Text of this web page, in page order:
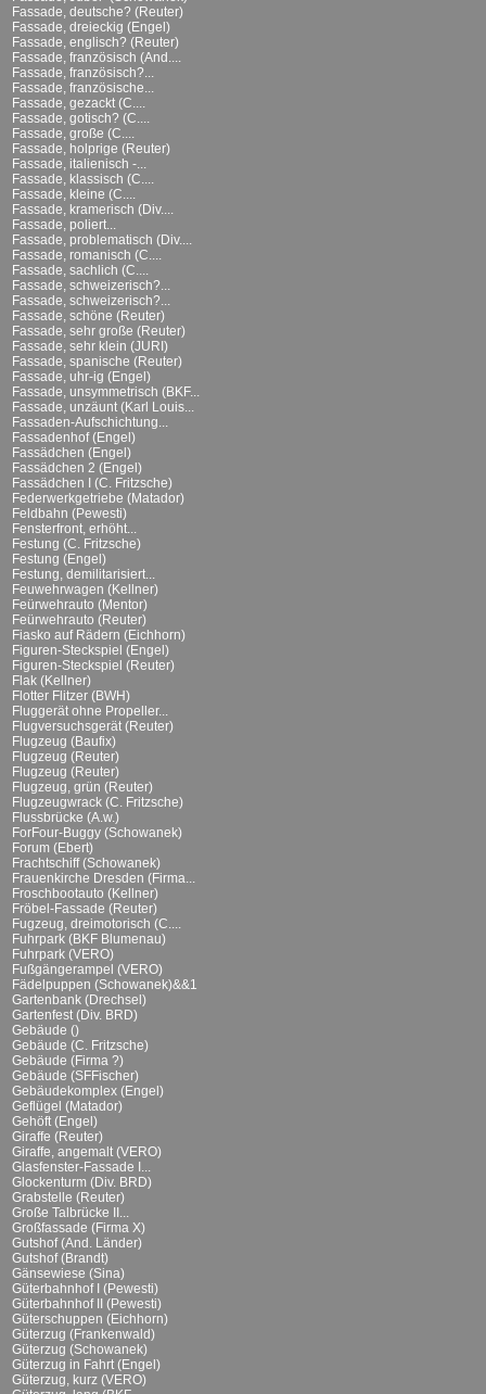
Fassade, deutsche? (Reuter)
Fassade, dreieckig (Engel)
Fassade, englisch? (Reuter)
Fassade, französisch (And....
Fassade, französisch?...
Fassade, französische...
Fassade, gezackt (C....
Fassade, gotisch? (C....
Fassade, große (C....
Fassade, holprige (Reuter)
Fassade, italienisch -...
Fassade, klassisch (C....
Fassade, kleine (C....
Fassade, kramerisch (Div....
Fassade, poliert...
Fassade, problematisch (Div....
Fassade, romanisch (C....
Fassade, sachlich (C....
Fassade, schweizerisch?...
Fassade, schweizerisch?...
Fassade, schöne (Reuter)
Fassade, sehr große (Reuter)
Fassade, sehr klein (JURI)
Fassade, spanische (Reuter)
Fassade, uhr-ig (Engel)
Fassade, unsymmetrisch (BKF...
Fassade, unzäunt (Karl Louis...
Fassaden-Aufschichtung...
Fassadenhof (Engel)
Fassädchen (Engel)
Fassädchen 2 (Engel)
Fassädchen I (C. Fritzsche)
Federwerkgetriebe (Matador)
Feldbahn (Pewesti)
Fensterfront, erhöht...
Festung (C. Fritzsche)
Festung (Engel)
Festung, demilitarisiert...
Feuwehrwagen (Kellner)
Feürwehrauto (Mentor)
Feürwehrauto (Reuter)
Fiasko auf Rädern (Eichhorn)
Figuren-Steckspiel (Engel)
Figuren-Steckspiel (Reuter)
Flak (Kellner)
Flotter Flitzer (BWH)
Fluggerät ohne Propeller...
Flugversuchsgerät (Reuter)
Flugzeug (Baufix)
Flugzeug (Reuter)
Flugzeug (Reuter)
Flugzeug, grün (Reuter)
Flugzeugwrack (C. Fritzsche)
Flussbrücke (A.w.)
ForFour-Buggy (Schowanek)
Forum (Ebert)
Frachtschiff (Schowanek)
Frauenkirche Dresden (Firma...
Froschbootauto (Kellner)
Fröbel-Fassade (Reuter)
Fugzeug, dreimotorisch (C....
Fuhrpark (BKF Blumenau)
Fuhrpark (VERO)
Fußgängerampel (VERO)
Fädelpuppen (Schowanek)&&1
Gartenbank (Drechsel)
Gartenfest (Div. BRD)
Gebäude ()
Gebäude (C. Fritzsche)
Gebäude (Firma ?)
Gebäude (SFFischer)
Gebäudekomplex (Engel)
Geflügel (Matador)
Gehöft (Engel)
Giraffe (Reuter)
Giraffe, angemalt (VERO)
Glasfenster-Fassade I...
Glockenturm (Div. BRD)
Grabstelle (Reuter)
Große Talbrücke II...
Großfassade (Firma X)
Gutshof (And. Länder)
Gutshof (Brandt)
Gänsewiese (Sina)
Güterbahnhof I (Pewesti)
Güterbahnhof II (Pewesti)
Güterschuppen (Eichhorn)
Güterzug (Frankenwald)
Güterzug (Schowanek)
Güterzug in Fahrt (Engel)
Güterzug, kurz (VERO)